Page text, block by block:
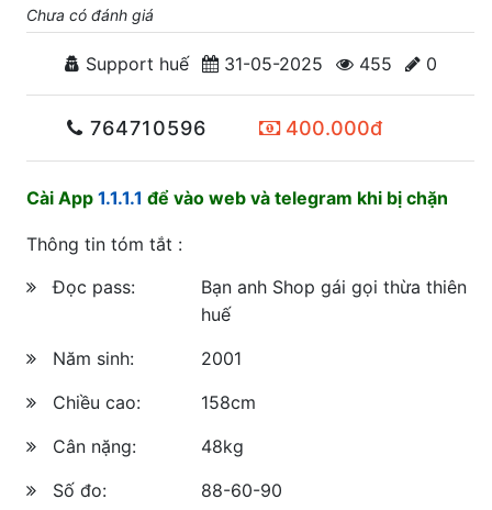
Chưa có đánh giá
Support huế 31-05-2025 455 0
764710596 400.000đ
Cài App 1.1.1.1 để vào web và telegram khi bị chặn
Thông tin tóm tắt :
Đọc pass:
Bạn anh Shop gái gọi thừa thiên
huế
Năm sinh:
2001
Chiều cao:
158cm
Cân nặng:
48kg
Số đo:
88-60-90